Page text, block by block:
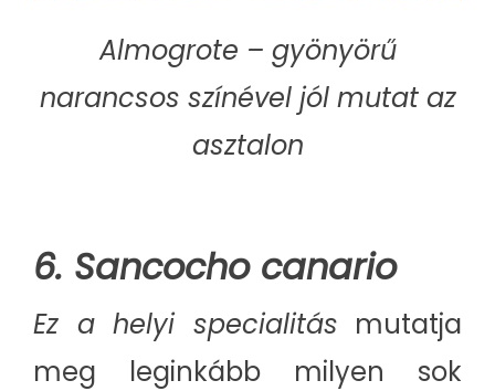
Almogrote – gyönyörű
narancsos színével jól mutat az
asztalon
6. Sancocho canario
Ez a helyi specialitás mutatja
meg leginkább milyen sok